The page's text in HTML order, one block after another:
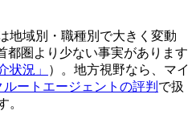
地域別・職種別で大きく変動
都圏より少ない事実があります
状況」
）。地方視野なら、マイ
ルートエージェントの評判 で扱
。